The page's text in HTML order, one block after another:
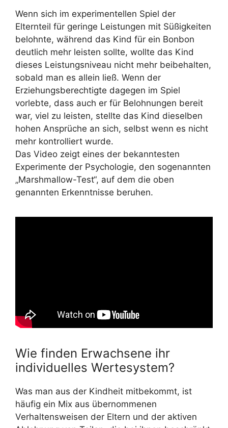
Wenn sich im experimentellen Spiel der
Elternteil für geringe Leistungen mit Süßigkeiten
belohnte, während das Kind für ein Bonbon
deutlich mehr leisten sollte, wollte das Kind
dieses Leistungsniveau nicht mehr beibehalten,
sobald man es allein ließ. Wenn der
Erziehungsberechtigte dagegen im Spiel
vorlebte, dass auch er für Belohnungen bereit
war, viel zu leisten, stellte das Kind dieselben
hohen Ansprüche an sich, selbst wenn es nicht
mehr kontrolliert wurde.
Das Video zeigt eines der bekanntesten
Experimente der Psychologie, den sogenannten
„Marshmallow-Test“, auf dem die oben
genannten Erkenntnisse beruhen.
Wie finden Erwachsene ihr
individuelles Wertesystem?
Was man aus der Kindheit mitbekommt, ist
häufig ein Mix aus übernommenen
Verhaltensweisen der Eltern und der aktiven